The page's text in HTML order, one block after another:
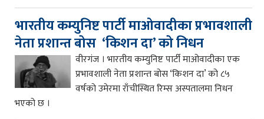
भारतीय कम्युनिष्ट पार्टी माओवादीका प्रभावशाली
नेता प्रशान्त बोस ‘किशन दा’ को निधन
वीरगंज । भारतीय कम्युनिष्ट पार्टी माओवादीका एक
प्रभावशाली नेता प्रशान्त बोस ‘किशन दा’ को ८५
वर्षको उमेरमा राँचीस्थित रिम्स अस्पतालमा निधन
भएको छ ।